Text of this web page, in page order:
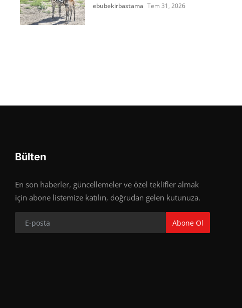
ebubekirbastama Tem 31, 2026
Bülten
En son haberler, güncellemeler ve özel teklifler almak
için abone listemize katılın, doğrudan gelen kutunuza.
Abone Ol